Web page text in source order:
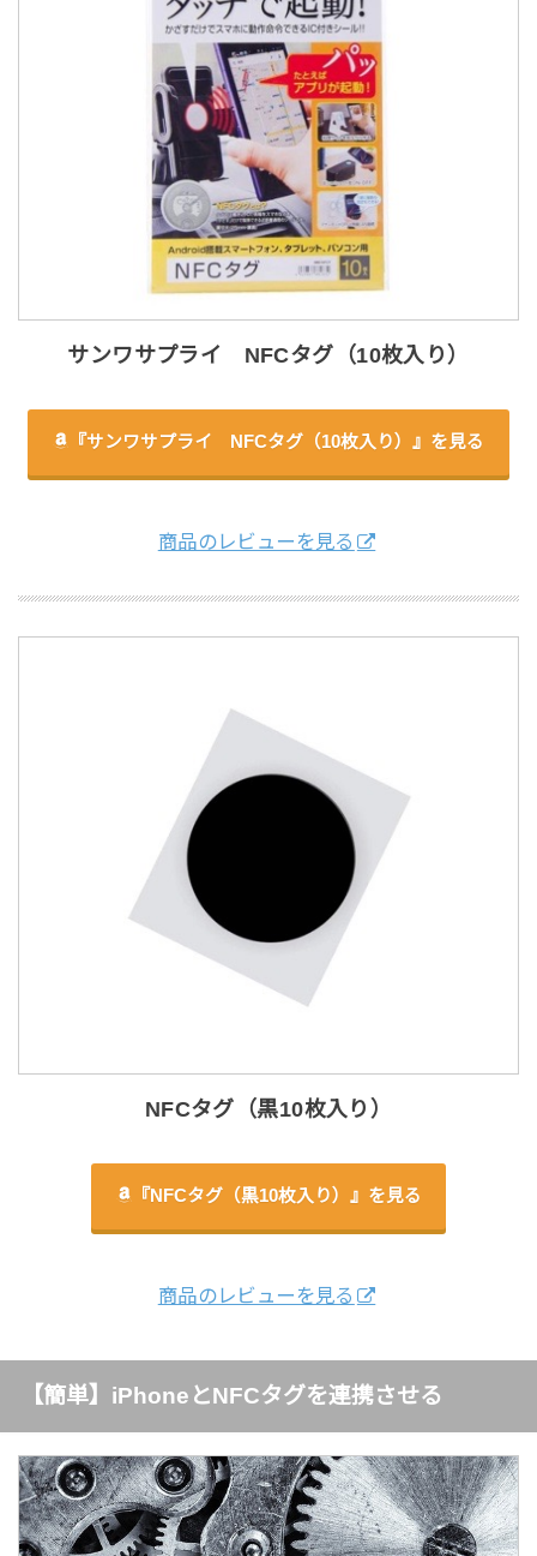
サンワサプライ NFCタグ（10枚入り）
『サンワサプライ NFCタグ（10枚入り）』を見る
商品のレビューを見る
NFCタグ（黒10枚入り）
『NFCタグ（黒10枚入り）』を見る
商品のレビューを見る
【簡単】iPhoneとNFCタグを連携させる